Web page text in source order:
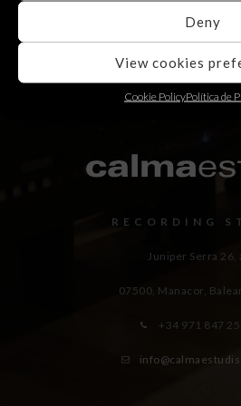
Deny
View cookies
Cookie PolicyPolítica de
RECORDING
Juniper Serra 26,
07500, Manacor,
+34 971 847